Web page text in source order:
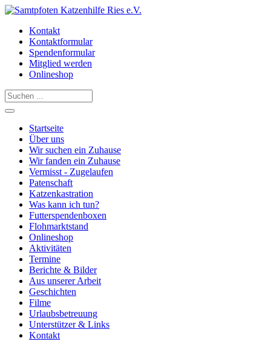
Kontakt
Kontaktformular
Spendenformular
Mitglied werden
Onlineshop
Startseite
Über uns
Wir suchen ein Zuhause
Wir fanden ein Zuhause
Vermisst - Zugelaufen
Patenschaft
Katzenkastration
Was kann ich tun?
Futterspendenboxen
Flohmarktstand
Onlineshop
Aktivitäten
Termine
Berichte & Bilder
Aus unserer Arbeit
Geschichten
Filme
Urlaubsbetreuung
Unterstützer & Links
Kontakt